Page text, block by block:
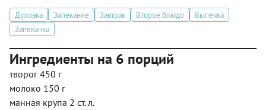
Духовка Запекание Завтрак Второе блюдо
Выпечка
Запеканка
Ингредиенты на 6 порций
творог 450 г
молоко 150 г
манная крупа 2 ст. л.